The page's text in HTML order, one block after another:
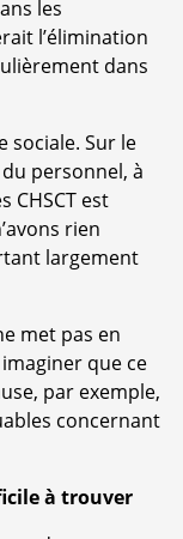
les
l’élimination
dans
sociale. Sur le
personnel, à
CHSCT est
rien
largement
met pas en
que ce
par exemple,
concernant
à trouver